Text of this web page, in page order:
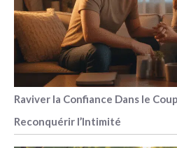
Raviver la Confiance Dans le
Reconquérir l’Intimité